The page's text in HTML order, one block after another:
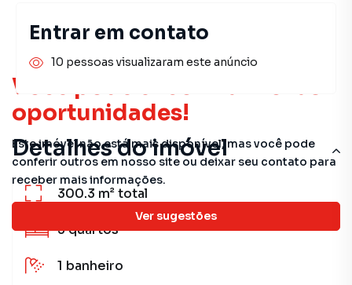
Você pode encontrar novas
oportunidades!
Este imóvel não está mais disponível, mas você pode
conferir outros em nosso site ou deixar seu contato para
receber mais informações.
Ver sugestões
Detalhes do imóvel
300.3 m²total
3quartos
1 banheiro
Entrar em contato
10 pessoas visualizaram este anúncio